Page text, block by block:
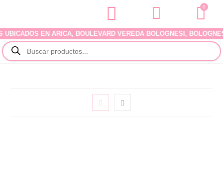
0
EN ARICA, BOULEVARD VEREDA BOLOGNESI,